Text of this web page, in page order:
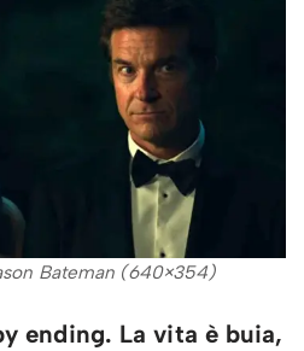
Bateman (640×354)
ending. La vita è buia,